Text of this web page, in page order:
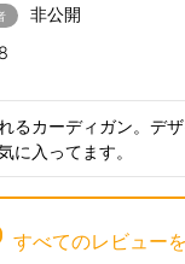
非公開
るカーディガン。デ
に入ってます。
すべてのレビュー